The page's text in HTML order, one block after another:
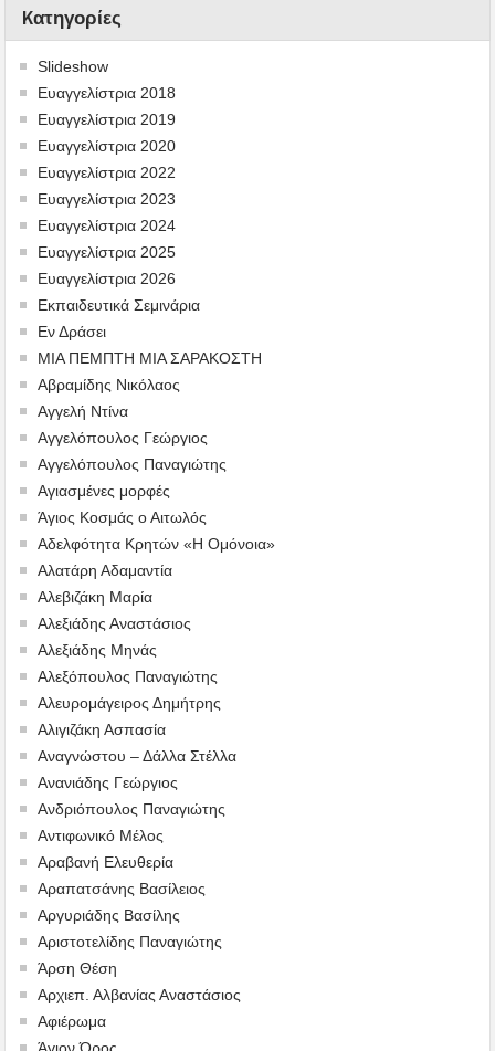
Kατηγορίες
Slideshow
Ευαγγελίστρια 2018
Ευαγγελίστρια 2019
Ευαγγελίστρια 2020
Ευαγγελίστρια 2022
Ευαγγελίστρια 2023
Ευαγγελίστρια 2024
Ευαγγελίστρια 2025
Ευαγγελίστρια 2026
Εκπαιδευτικά Σεμινάρια
Εν Δράσει
ΜΙΑ ΠΕΜΠΤΗ ΜΙΑ ΣΑΡΑΚΟΣΤΗ
Αβραμίδης Νικόλαος
Αγγελή Ντίνα
Αγγελόπουλος Γεώργιος
Αγγελόπουλος Παναγιώτης
Αγιασμένες μορφές
Άγιος Κοσμάς ο Αιτωλός
Αδελφότητα Κρητών «Η Ομόνοια»
Αλατάρη Αδαμαντία
Αλεβιζάκη Μαρία
Αλεξιάδης Αναστάσιος
Αλεξιάδης Μηνάς
Αλεξόπουλος Παναγιώτης
Αλευρομάγειρος Δημήτρης
Αλιγιζάκη Ασπασία
Αναγνώστου – Δάλλα Στέλλα
Ανανιάδης Γεώργιος
Ανδριόπουλος Παναγιώτης
Αντιφωνικό Μέλος
Αραβανή Ελευθερία
Αραπατσάνης Βασίλειος
Αργυριάδης Βασίλης
Αριστοτελίδης Παναγιώτης
Άρση Θέση
Αρχιεπ. Αλβανίας Αναστάσιος
Αφιέρωμα
Άγιον Όρος